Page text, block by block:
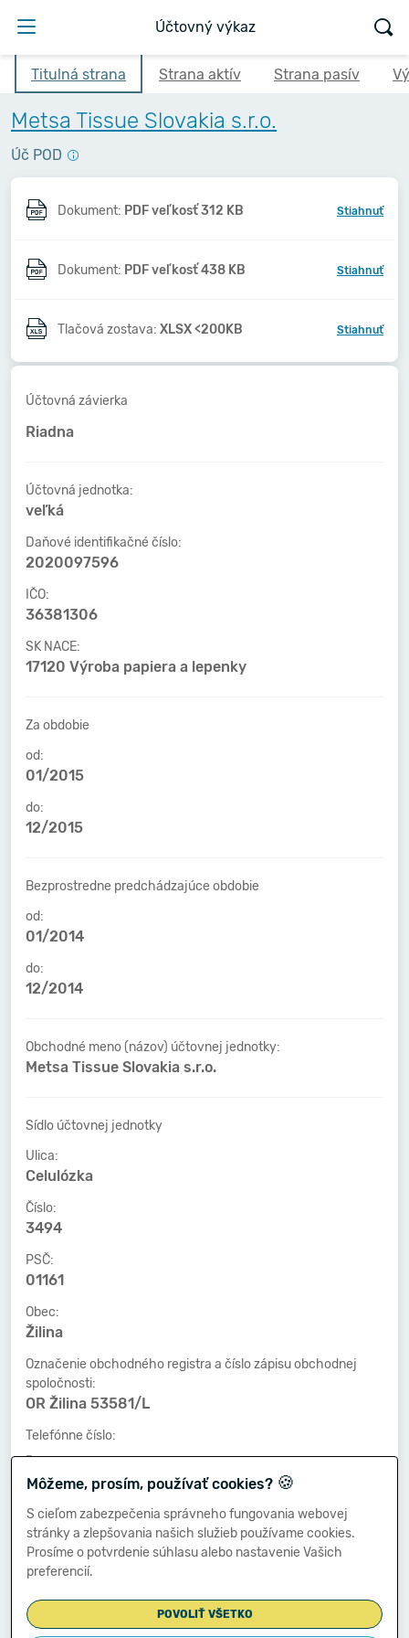
Účtovný výkaz
Titulná strana Strana aktív Strana pasív
Metsa Tissue Slovakia s.r.o.
Úč POD
Dokument: PDF veľkosť 312 KB Stiahnuť
Dokument: PDF veľkosť 438 KB Stiahnuť
Tlačová zostava: XLSX <200KB Stiahnuť
Účtovná závierka
Riadna
Účtovná jednotka:
veľká
Daňové identifikačné číslo:
2020097596
IČO:
36381306
SK NACE:
17120 Výroba papiera a lepenky
Za obdobie
od:
01/2015
do:
12/2015
Bezprostredne predchádzajúce obdobie
od:
01/2014
do:
12/2014
Obchodné meno (názov) účtovnej jednotky:
Metsa Tissue Slovakia s.r.o.
Sídlo účtovnej jednotky
Ulica:
Celulózka
Číslo:
3494
PSČ:
01161
Obec:
Žilina
Označenie obchodného registra a číslo zápisu obchodnej
spoločnosti:
OR Žilina 53581/L
Telefónne číslo:
-
Faxové číslo:
-
E-mailová adresa:
-
Zostavená dňa:
Môžeme, prosím, používať cookies? 🍪
S cieľom zabezpečenia správneho fungovania webovej
stránky a zlepšovania našich služieb používame cookies.
Prosíme o potvrdenie súhlasu alebo nastavenie Vašich
preferencií.
POVOLIŤ VŠETKO